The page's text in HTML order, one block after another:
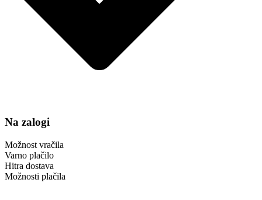
Na zalogi
Možnost vračila
Varno plačilo
Hitra dostava
Možnosti plačila